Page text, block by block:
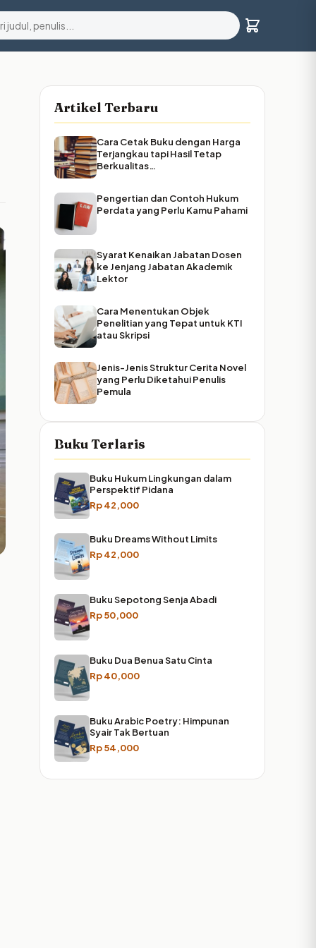
Artikel Terbaru
Cara Cetak Buku dengan Harga
Terjangkau tapi Hasil Tetap
Berkualitas…
Pengertian dan Contoh Hukum
Perdata yang Perlu Kamu Pahami
Syarat Kenaikan Jabatan Dosen
ke Jenjang Jabatan Akademik
Lektor
Cara Menentukan Objek
Penelitian yang Tepat untuk KTI
atau Skripsi
Jenis-Jenis Struktur Cerita Novel
yang Perlu Diketahui Penulis
Pemula
Buku Terlaris
Buku Hukum Lingkungan dalam
Perspektif Pidana
Rp42,000
Buku Dreams Without Limits
Rp42,000
Buku Sepotong Senja Abadi
Rp50,000
Buku Dua Benua Satu Cinta
Rp40,000
Buku Arabic Poetry: Himpunan
Syair Tak Bertuan
Rp54,000